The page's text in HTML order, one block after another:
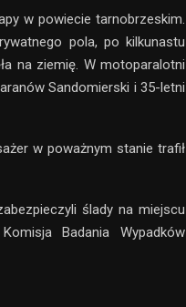
w powiecie tarnobrzeskim.
pola, po kilkunastu
na ziemię. W motoparalotni
Sandomierski i 35-letni
w poważnym stanie trafił
ślady na miejscu
Badania Wypadków